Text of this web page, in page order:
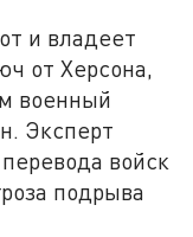
и владеет
от Херсона,
военный
Эксперт
войск
подрыва